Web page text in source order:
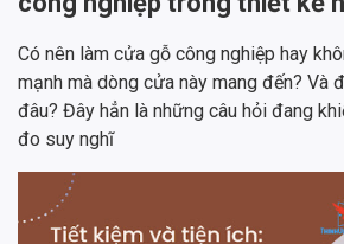
Có nên làm cửa gỗ công nghiệp hay
mạnh mà dòng cửa này mang đến? Và
đâu? Đây hẳn là những câu hỏi đang
đo suy nghĩ